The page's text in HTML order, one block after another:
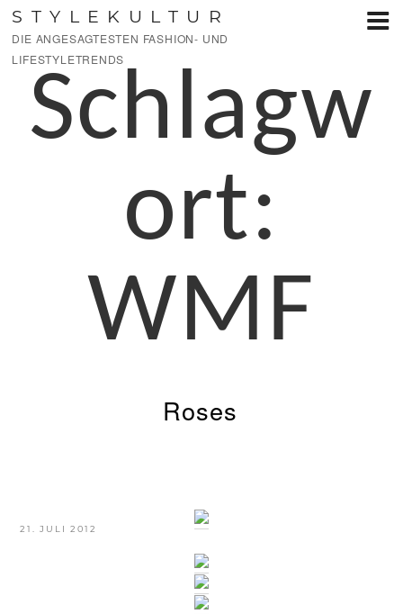
Zum
Inhalt
springen
STYLEKULTUR
DIE ANGESAGTESTEN FASHION- UND
LIFESTYLETRENDS
Schlagw
ort:
WMF
VERÖFFENTLICHT
21. JULI 2012
Roses